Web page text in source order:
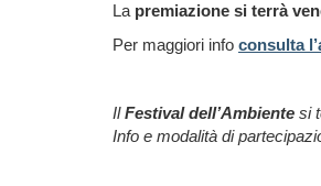
La premiazione si terrà
Per maggiori info consulta
IlFestival dell’Ambiente si
Info e modalità di